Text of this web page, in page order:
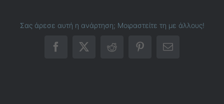
Σας άρεσε αυτή η ανάρτηση; Μοιραστείτε τη με άλλους!
Facebook
X RedditPinterestEmail